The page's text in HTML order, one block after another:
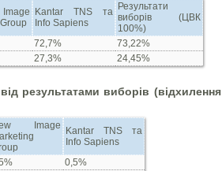
Kantar TNS та
Info Sapiens
Результати
виборів (ЦВК
100%)
72,7%
73,22%
27,3% 24,45%
результатами виборів (відхилення
Image
Kantar TNS та
Info Sapiens
0,5%